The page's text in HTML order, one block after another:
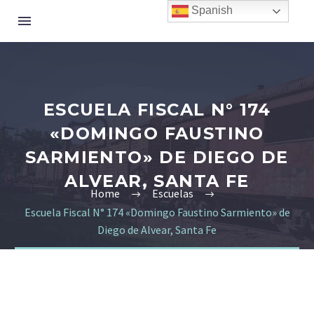
ESCUELA FISCAL N° 174
«DOMINGO FAUSTINO
SARMIENTO» DE DIEGO DE
ALVEAR, SANTA FE
Home
Escuelas
Escuela Fiscal N° 174 «Domingo Faustino Sarmiento» de
Diego de Alvear, Santa Fe
Spanish